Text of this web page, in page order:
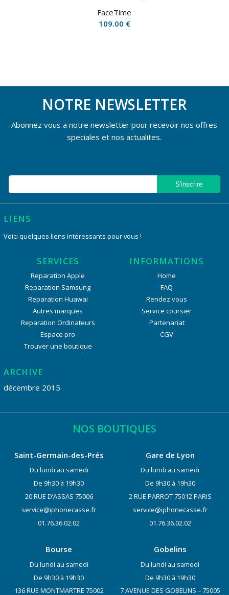
FaceTime
109.00 €
NOTRE NEWSLETTER
Abonnez vous a notre newsletter pour recevoir nos offres
speciales et nos actualites.
LIENS
Voici quelques liens intéressants pour vous !
SERVICES
Reparation Apple
Reparation Samsung
Reparation Huawai
Autres marques
Reparation Ordinateurs
Espace pro
Trouver une boutique
INFORMATIONS
Home
FAQ
Rendez vous
Service coursier
Partenariat
CGV
ARCHIVE
décembre 2015
NOS BOUTIQUES
Saint-Germain-des-Prés
Du lundi au samedi
De 9h30 à 19h30
20 RUE D’ASSAS 75006
service@iphonecasse.fr
01.76.36.02.02
Gare de Lyon
Du lundi au samedi
De 9h30 à 19h30
2 RUE PARROT 75012 PARIS
service@iphonecasse.fr
01.76.36.02.02
Bourse
Du lundi au samedi
De 9h30 à 19h30
136 RUE MONTMARTRE 75002
Gobelins
Du lundi au samedi
De 9h30 à 19h30
7 AVENUE DES GOBELINS – 75005